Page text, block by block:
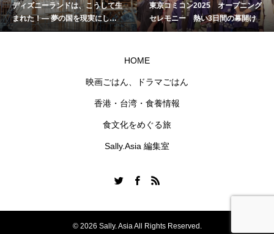
ディズニーランドは、こうして生
まれた！― 夢の国を現実にし
た“名もなきクラフトマン”たちの
東京コミコン2025 オープニング
セレモニー 熱い3日間の幕開け
HOME
映画ごはん、ドラマごはん
香港・台湾・食養情報
食文化をめぐる旅
Sally.Asia 編集室
© 2026 Sally. Asia All Rights Reserved.